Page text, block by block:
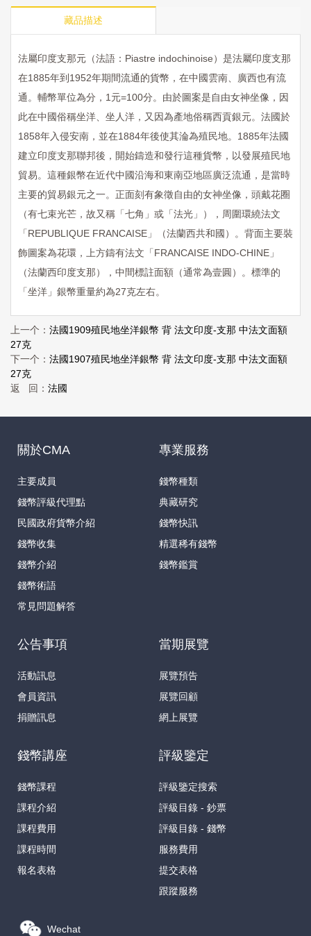
藏品描述
法屬印度支那元（法語： Piastre indochinoise）是法屬印度支那
在1885年到 1952年期間流通的貨幣，在中國雲南、廣西也有流
通。輔幣單位為分， 1 元=100分。由於圖案是自由女神坐像，因
此在中國俗稱坐洋、坐人洋，又因為產地俗稱西貢銀元。法國於
1858年入侵安南，並在1884年後使其淪為殖民地。 1885年法國
建立印度支那聯邦後，開始鑄造和發行這種貨幣，以發展殖民地
貿易。這種銀幣在近代中國沿海和東南亞地區廣泛流通，是當時
主要的貿易銀元之一。正面刻有象徵自由的女神坐像，頭戴花圈
（有七束光芒，故又稱「七角」或「法光」），周圍環繞法文
「 REPUBLIQUE FRANCAISE 」（法蘭西共和國）。背面主要裝
飾圖案為花環，上方鑄有法文「 FRANCAISE INDO-CHINE 」
（法蘭西印度支那），中間標註面額（通常為壹圓）。標準的
「坐洋」銀幣重量約為27克左右。
上一个： 法國1909殖民地坐洋銀幣 背 法文印度-支那 中法文面額
27克
下一个： 法國1907殖民地坐洋銀幣 背 法文印度-支那 中法文面額
27克
返 回： 法國
關於CMA
主要成員
錢幣評級代理點
民國政府貨幣介紹
錢幣收集
錢幣介紹
錢幣術語
常見問題解答
專業服務
錢幣種類
典藏研究
錢幣快訊
精選稀有錢幣
錢幣鑑賞
公告事項
活動訊息
會員資訊
捐贈訊息
當期展覽
展覽預告
展覽回顧
網上展覽
錢幣講座
錢幣課程
課程介紹
課程費用
課程時間
報名表格
評級鑒定
評級鑒定搜索
評級目錄 - 鈔票
評級目錄 - 錢幣
服務費用
提交表格
跟蹤服務
Wechat